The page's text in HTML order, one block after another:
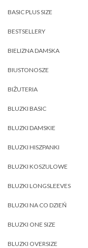
BASIC PLUS SIZE
BESTSELLERY
BIELIZNA DAMSKA
BIUSTONOSZE
BIŻUTERIA
BLUZKI BASIC
BLUZKI DAMSKIE
BLUZKI HISZPANKI
BLUZKI KOSZULOWE
BLUZKI LONGSLEEVES
BLUZKI NA CO DZIEŃ
BLUZKI ONE SIZE
BLUZKI OVERSIZE